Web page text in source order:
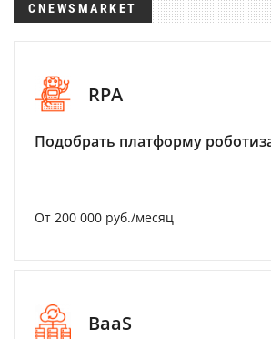
CNEWSMARKET
RPA
Подобрать платформу
От 200 000 руб./месяц
BaaS